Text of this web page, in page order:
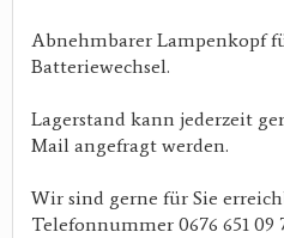
Abnehmbarer Lampenkopf
Batteriewechsel.
Lagerstand kann jederzeit
Mail angefragt werden.
Wir sind gerne für Sie
Telefonnummer 0676 651 09